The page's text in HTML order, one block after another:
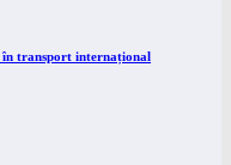
în transport internațional